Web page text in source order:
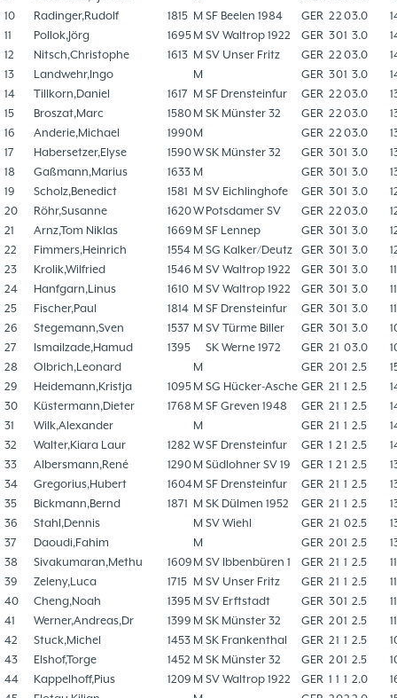
10
Radinger,Rudolf 1815 M SF Beelen 1984 GER 22 03.0
11
Pollok,Jörg 1695 M SV Waltrop 1922 GER 301 3.0
12
Nitsch,Christophe 1613 M SV Unser Fritz GER 22 03.0
13
Landwehr,Ingo M GER 301 3.0
14
Tillkorn,Daniel 1617 M SF Drensteinfur GER 22 03.0
15
Broszat,Marc 1580 M SK Münster 32 GER 22 03.0
16
Anderie,Michael 1990M GER 22 03.0
17
Habersetzer,Elyse 1590WSK Münster 32 GER 301 3.0
18
Gaßmann,Marius 1633 M GER 301 3.0
19
Scholz,Benedict 1581 M SV Eichlinghofe GER 301 3.0
20
Röhr,Susanne 1620W Potsdamer SV GER 22 03.0
21
Arnz,Tom Niklas 1669 M SF Lennep GER 301 3.0
22
Fimmers,Heinrich 1554 M SG Kalker/Deutz GER 301 3.0
23
Krolik,Wilfried 1546 M SV Waltrop 1922 GER 301 3.0
24
Hanfgarn,Linus 1610 M SV Waltrop 1922 GER 301 3.0
25
Fischer,Paul 1814 M SF Drensteinfur GER 301 3.0
26
Stegemann,Sven 1537 M SV Türme Biller GER 301 3.0
27
Ismailzade,Hamud 1395 SK Werne 1972 GER 21 03.0
28
Olbrich,Leonard M GER 201 2.5
29
Heidemann,Kristja 1095 M SG Hücker-Asche GER 21 1 2.5
30
Küstermann,Dieter 1768 M SF Greven 1948 GER 21 1 2.5
31
Wilk,Alexander M GER 21 1 2.5
32
Walter,Kiara Laur 1282 WSF Drensteinfur GER 1 2 1 2.5
33
Albersmann,René 1290 M Südlohner SV 19 GER 1 2 1 2.5
34
Gregorius,Hubert 1604M SF Drensteinfur GER 21 1 2.5
35
Bickmann,Bernd 1871 M SK Dülmen 1952 GER 21 1 2.5
36
Stahl,Dennis M SV Wiehl GER 21 02.5
37
Daoudi,Fahim M GER 201 2.5
38
Sivakumaran,Methu 1609 M SV Ibbenbüren 1 GER 21 1 2.5
39
Zeleny,Luca 1715 M SV Unser Fritz GER 21 1 2.5
40
Cheng,Noah 1395 M SV Erftstadt GER 301 2.5
41
Werner,Andreas,Dr 1399 M SK Münster 32 GER 201 2.5
42
Stuck,Michel 1453 M SK Frankenthal GER 21 1 2.5
43
Elshof,Torge 1452 M SK Münster 32 GER 201 2.5
44
Kappelhoff,Pius 1209 M SV Waltrop 1922 GER 1 1 1 2.0